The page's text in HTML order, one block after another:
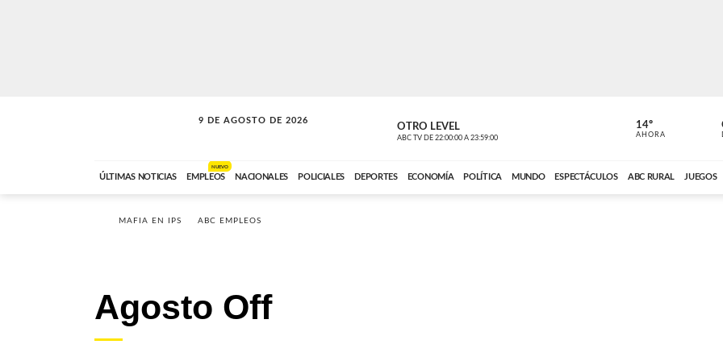
9 DE AGOSTO DE 2026
SOLO MÚSICA OTRO LEVEL
ABC TV DE 22:00:00 A 23:59:00
MÚSICA
ABC CARDINAL
14º
AHORA
ÚLTIMAS NOTICIAS EMPLEOS
NUEVO
NACIONALES POLICIALES DEPORTES ECONOMÍA POLÍTICA MUNDO ESPECTÁCULOS ABC RURAL JUEGOS
MAFIA EN IPS ABC EMPLEOS
Agosto Off